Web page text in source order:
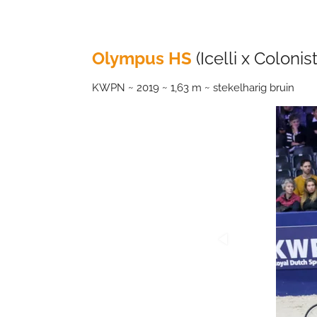
Olympus HS (Icelli x
KWPN ~ 2019 ~ 1,63 m ~ stekelharig bruin